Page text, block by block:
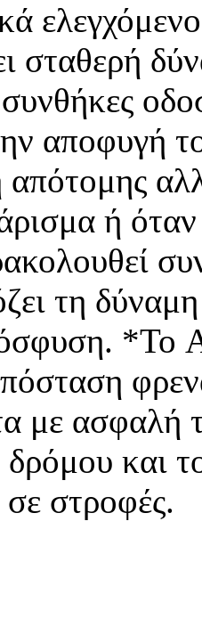
σταθερή
συνθήκες
αποφυγή
ή
τη
*Το
με ασφαλή
και
στροφές.